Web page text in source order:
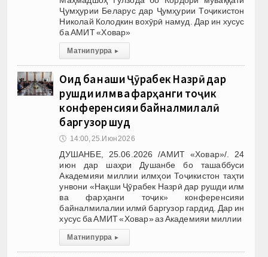
Ҷумҳурии Беларус дар Ҷумҳурии Тоҷикистон
Николай Колодкин вохӯрӣ намуд. Дар ин хусус
ба АМИТ «Ховар»
Матни пурра ▸
Оид ба нақши Ҷӯрабек Назрӣ дар
рушди илм ва фарҳанги тоҷик
конференсияи байналмилалӣ
баргузор шуд
🕔 14:00, 25.Июн 2026
ДУШАНБЕ, 25.06.2026 /АМИТ «Ховар»/. 24
июн дар шаҳри Душанбе бо ташаббуси
Академияи миллии илмҳои Тоҷикистон таҳти
унвони «Нақши Ҷӯрабек Назрӣ дар рушди илм
ва фарҳанги тоҷик» конференсияи
байналмилалии илмӣ баргузор гардид. Дар ин
хусус ба АМИТ «Ховар» аз Академияи миллии
Матни пурра ▸